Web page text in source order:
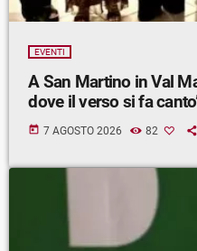
EVENTI
A San Martino in Val
dove il verso si fa
today 7 AGOSTO 2026 82